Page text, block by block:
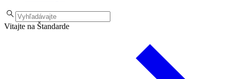
Vitajte na Štandarde